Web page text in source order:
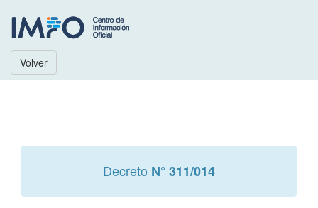
Volver
Decreto N° 311/014